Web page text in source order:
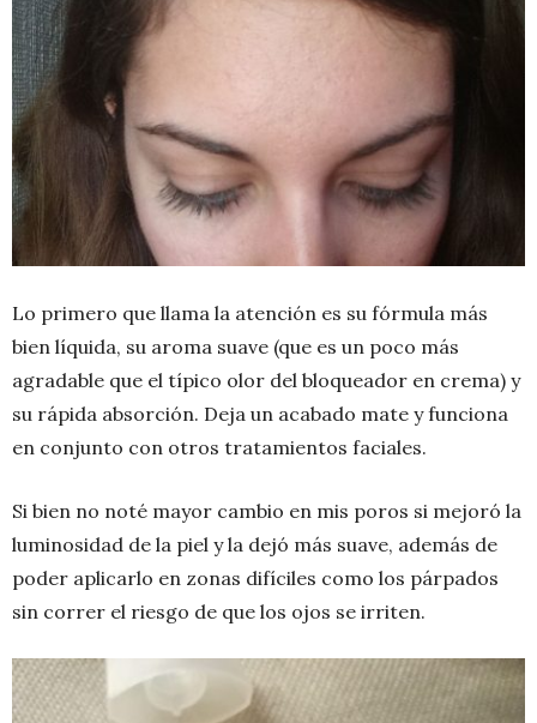
Lo primero que llama la atención es su fórmula más
bien líquida, su aroma suave (que es un poco más
agradable que el típico olor del bloqueador en crema) y
su rápida absorción. Deja un acabado mate y funciona
en conjunto con otros tratamientos faciales.
Si bien no noté mayor cambio en mis poros si mejoró la
luminosidad de la piel y la dejó más suave, además de
poder aplicarlo en zonas difíciles como los párpados
sin correr el riesgo de que los ojos se irriten.